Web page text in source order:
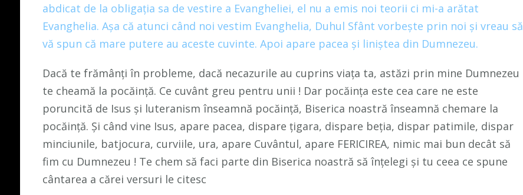
abdicat de la obligația sa de vestire a Evangheliei, el nu a emis noi teorii ci mi-a arătat
Evanghelia. Așa că atunci când noi vestim Evanghelia, Duhul Sfânt vorbește prin noi și vreau să
vă spun că mare putere au aceste cuvinte. Apoi apare pacea și liniștea din Dumnezeu.
Dacă te frămânți în probleme, dacă necazurile au cuprins viața ta, astăzi prin mine Dumnezeu
te cheamă la pocăință. Ce cuvânt greu pentru unii ! Dar pocăința este cea care ne este
poruncită de Isus și luteranism înseamnă pocăință, Biserica noastră înseamnă chemare la
pocăință. Și când vine Isus, apare pacea, dispare țigara, dispare beția, dispar patimile, dispar
minciunile, batjocura, curviile, ura, apare Cuvântul, apare FERICIREA, nimic mai bun decât să
fim cu Dumnezeu ! Te chem să faci parte din Biserica noastră să înțelegi și tu ceea ce spune
cântarea a cărei versuri le citesc